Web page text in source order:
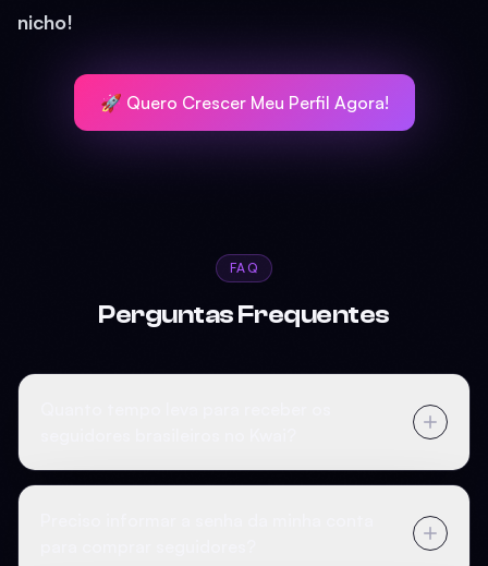
nicho!
🚀 Quero Crescer Meu Perfil Agora!
FAQ
Perguntas Frequentes